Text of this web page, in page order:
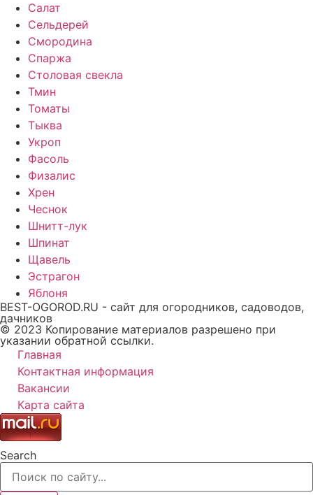
Салат
Сельдерей
Смородина
Спаржа
Столовая свекла
Тмин
Томаты
Тыква
Укроп
Фасоль
Физалис
Хрен
Чеснок
Шнитт-лук
Шпинат
Щавель
Эстрагон
Яблоня
BEST-OGOROD.RU - сайт для огородников, садоводов,
дачников
© 2023 Копирование материалов разрешено при
указании обратной ссылки.
Главная
Контактная информация
Вакансии
Карта сайта
Search